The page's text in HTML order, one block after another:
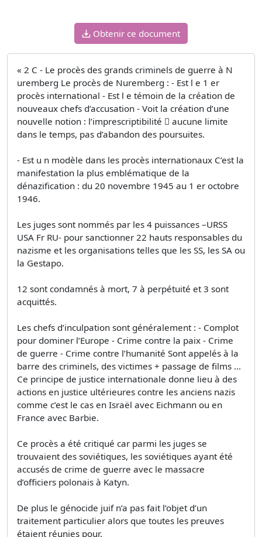
Obtenir ce document
« 2 C - Le procès des grands criminels de guerre à N
uremberg Le procès de Nuremberg : - Est l e 1 er
procès international - Est l e témoin de la création de
nouveaux chefs d’accusation - Voit la création d’une
nouvelle notion : l’imprescriptibilité  aucune limite
dans le temps, pas d’abandon des poursuites.
- Est u n modèle dans les procès internationaux C’est la
manifestation la plus emblématique de la
dénazification : du 20 novembre 1945 au 1 er octobre
1946.
Les juges sont nommés par les 4 puissances –URSS
USA Fr RU- pour sanctionner 22 hauts responsables du
nazisme et les organisations telles que les SS, les SA ou
la Gestapo.
12 sont condamnés à mort, 7 à perpétuité et 3 sont
acquittés.
Les chefs d’inculpation sont généralement : - Complot
pour dominer l’Europe - Crime contre la paix - Crime
de guerre - Crime contre l’humanité Sont appelés à la
barre des criminels, des victimes + passage de films …
Ce principe de justice internationale donne lieu à des
actions en justice ultérieures contre les anciens nazis
comme c’est le cas en Israël avec Eichmann ou en
France avec Barbie.
Ce procès a été critiqué car parmi les juges se
trouvaient des soviétiques, les soviétiques ayant été
accusés de crime de guerre avec le massacre
d’officiers polonais à Katyn.
De plus le génocide juif n’a pas fait l’objet d’un
traitement particulier alors que toutes les preuves
étaient réunies pour.